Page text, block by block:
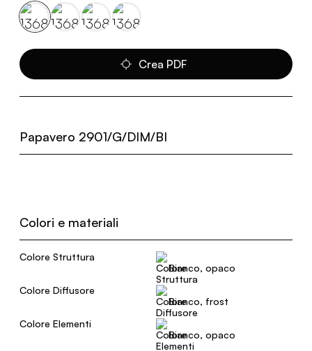
Crea PDF
Papavero 2901/G/DIM/BI
Colori e materiali
Colore Struttura
Bianco, opaco
Colore Diffusore
Bianco, frost
Colore Elementi
Bianco, opaco